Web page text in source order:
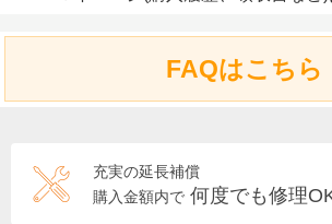
FAQはこちら
充実の延長補償
購入金額内で 何度でも修理